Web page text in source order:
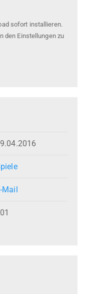
sofort installieren.
den Einstellungen zu
Mail